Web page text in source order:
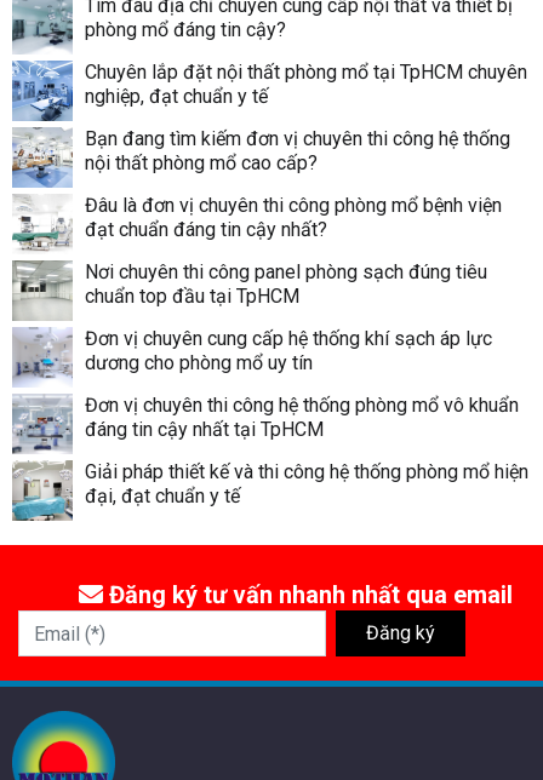
Tìm đâu địa chỉ chuyên cung cấp nội thất và thiết bị
phòng mổ đáng tin cậy?
Chuyên lắp đặt nội thất phòng mổ tại TpHCM chuyên
nghiệp, đạt chuẩn y tế
Bạn đang tìm kiếm đơn vị chuyên thi công hệ thống
nội thất phòng mổ cao cấp?
Đâu là đơn vị chuyên thi công phòng mổ bệnh viện
đạt chuẩn đáng tin cậy nhất?
Nơi chuyên thi công panel phòng sạch đúng tiêu
chuẩn top đầu tại TpHCM
Đơn vị chuyên cung cấp hệ thống khí sạch áp lực
dương cho phòng mổ uy tín
Đơn vị chuyên thi công hệ thống phòng mổ vô khuẩn
đáng tin cậy nhất tại TpHCM
Giải pháp thiết kế và thi công hệ thống phòng mổ hiện
đại, đạt chuẩn y tế
Đăng ký tư vấn nhanh nhất qua email
Email (*)
Đăng ký